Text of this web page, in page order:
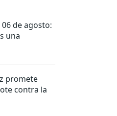
de agosto:
una
promete
contra la